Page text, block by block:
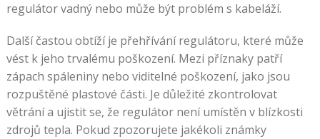
regulátor vadný nebo může být problém s kabeláží.
Další častou obtíží je přehřívání regulátoru, které může
vést k jeho trvalému poškození. Mezi příznaky patří
zápach spáleniny nebo viditelné poškození, jako jsou
rozpuštěné plastové části. Je důležité zkontrolovat
větrání a ujistit se, že regulátor není umístěn v blízkosti
zdrojů tepla. Pokud zpozorujete jakékoli známky